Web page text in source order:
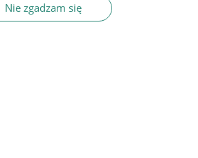
Nie zgadzam się
znaczenie kryzysów w